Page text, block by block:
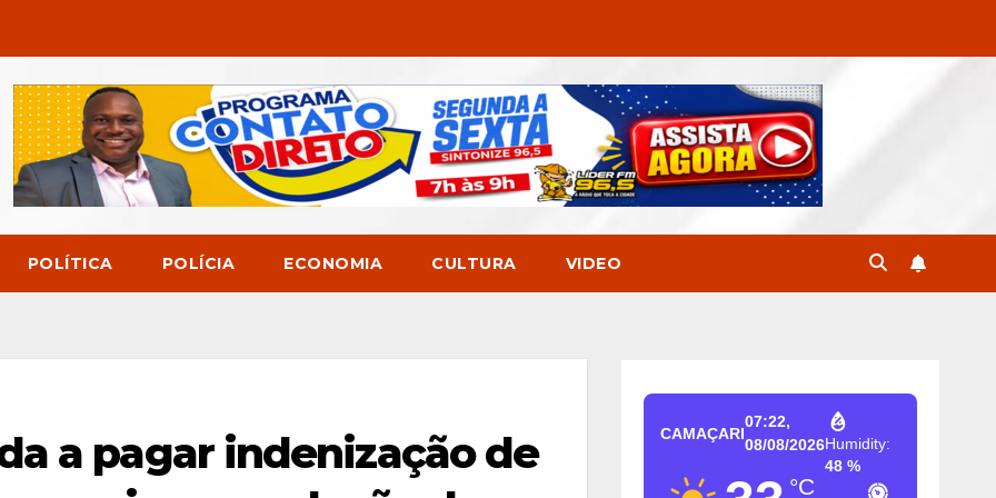
POLÍTICA POLÍCIA ECONOMIA CULTURA VIDEO
a pagar indenização de
CAMAÇARI
07:22,
08/08/2026
°C
Humidity:
48 %